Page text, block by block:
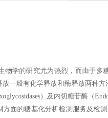
物学的研究尤为热烈，而由于
一般有化学释放和酶释放两种
）及内切糖苷酶（
面的糖基化分析检测服务及检